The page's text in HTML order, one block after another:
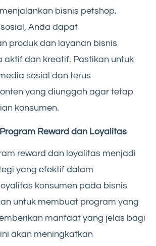
bisnis petshop.
Anda dapat
produk dan layanan bisnis
aktif dan kreatif. Pastikan untuk
sosial dan terus
yang diunggah agar tetap
konsumen.
Reward dan Loyalitas
reward dan loyalitas menjadi
yang efektif dalam
konsumen pada bisnis
untuk membuat program yang
manfaat yang jelas bagi
akan meningkatkan